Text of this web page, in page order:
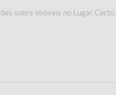
sobre imóveis no Lugar Certo.